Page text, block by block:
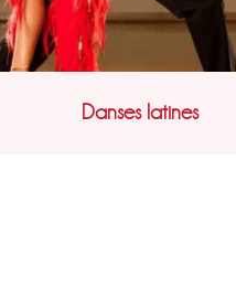
Danses latines